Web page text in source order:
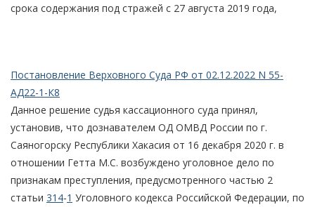
срока содержания под стражей с 27 августа 2019 года,
Постановление Верховного Суда РФ от 02.12.2022 N 55-
АД22-1-К8
Данное решение судья кассационного суда принял,
установив, что дознавателем ОД ОМВД России по г.
Саяногорску Республики Хакасия от 16 декабря 2020 г. в
отношении Гетта М.С. возбуждено уголовное дело по
признакам преступления, предусмотренного частью 2
статьи 314-1 Уголовного кодекса Российской Федерации, по